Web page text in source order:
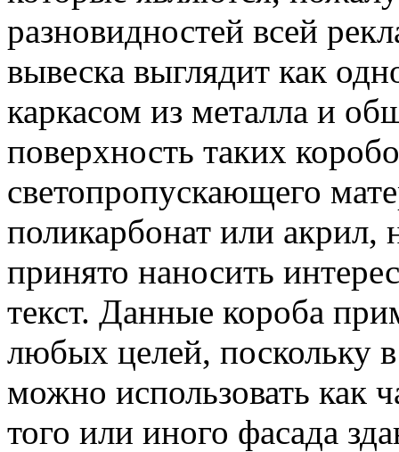
разновидностей всей
вывеска выглядит как
каркасом из металла и
поверхность таких
светопропускающего
поликарбонат или
принято наносить
текст. Данные короба
любых целей, поскольку
можно использовать как
того или иного фасада